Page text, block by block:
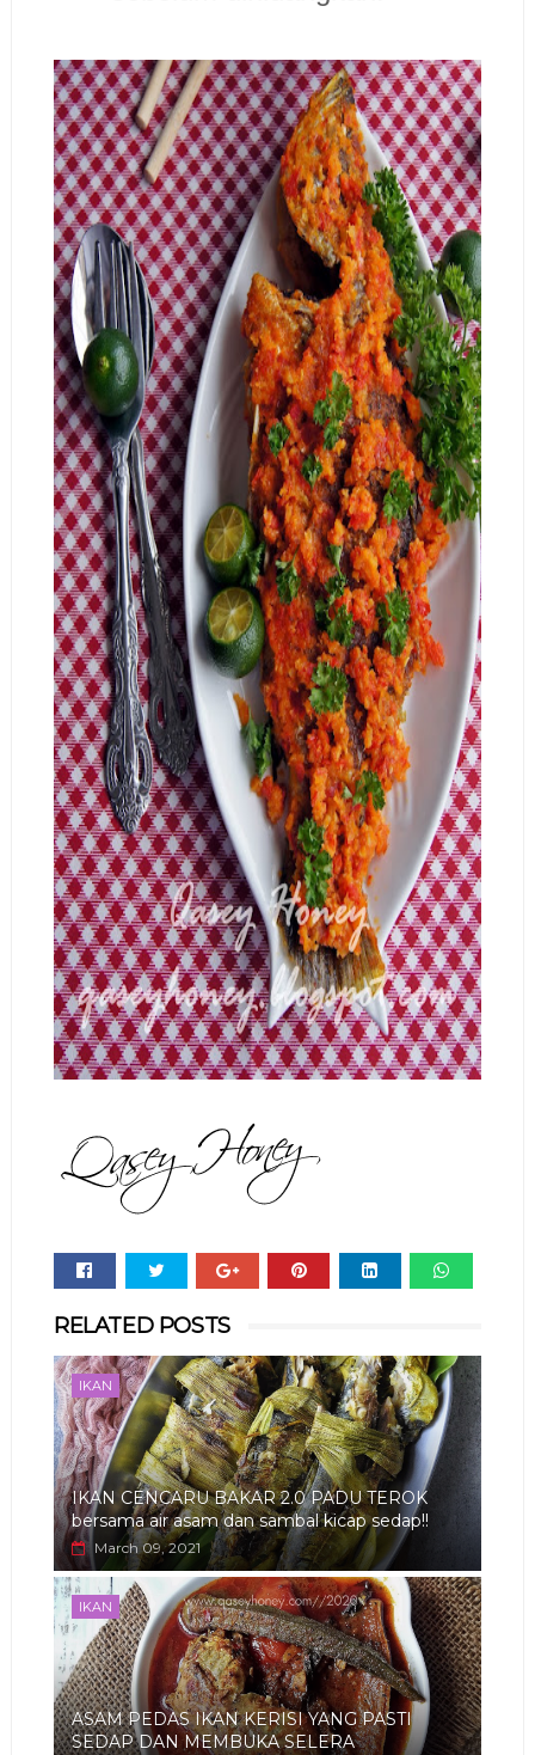
RELATED POSTS
IKAN
IKAN CENCARU BAKAR 2.0 PADU TEROK
bersama air asam dan sambal kicap sedap!!
March 09, 2021
IKAN
ASAM PEDAS IKAN KERISI YANG PASTI
SEDAP DAN MEMBUKA SELERA